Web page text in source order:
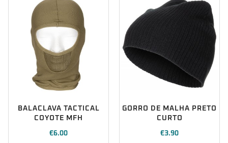
BALACLAVA TACTICAL
COYOTE MFH
€6.00
GORRO DE MALHA PRETO
CURTO
€3.90